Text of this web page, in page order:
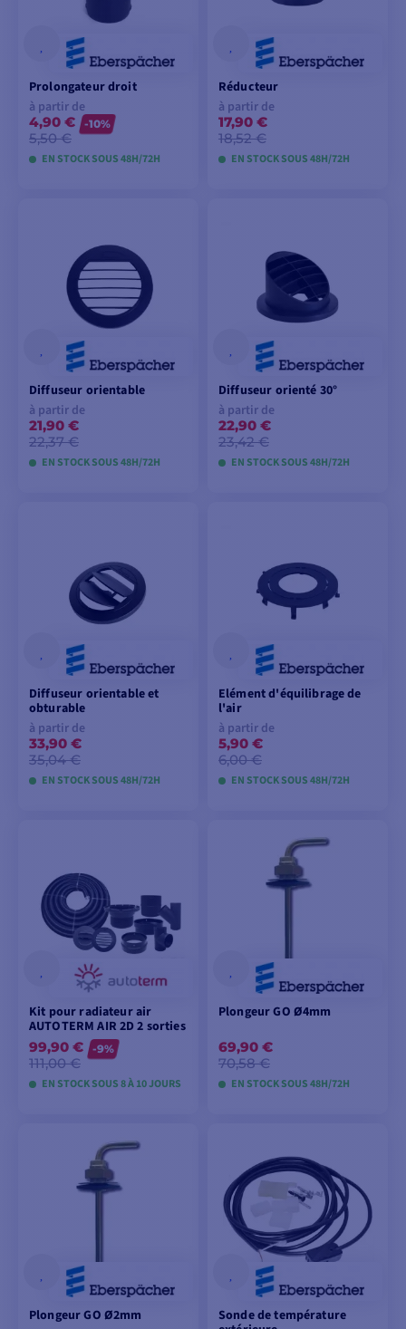
Prolongateur droit
à partir de
4,90 €
5,50 €
-10%
EN STOCK SOUS 48H/72H
Réducteur
à partir de
17,90 €
18,52 €
EN STOCK SOUS 48H/72H
Diffuseur orientable
à partir de
21,90 €
22,37 €
EN STOCK SOUS 48H/72H
Diffuseur orienté 30°
à partir de
22,90 €
23,42 €
EN STOCK SOUS 48H/72H
Diffuseur orientable et
obturable
à partir de
33,90 €
35,04 €
EN STOCK SOUS 48H/72H
Elément d'équilibrage de
l'air
à partir de
5,90 €
6,00 €
EN STOCK SOUS 48H/72H
VOIR LES MODÈLES
Kit pour radiateur air
AUTOTERM AIR 2D 2 sorties
99,90 €
111,00 €
-9%
EN STOCK SOUS 8 À 10 JOURS
VOIR LES MODÈLES
Plongeur GO Ø4mm
69,90 €
70,58 €
EN STOCK SOUS 48H/72H
PANIER
Plongeur GO Ø2mm
Sonde de température